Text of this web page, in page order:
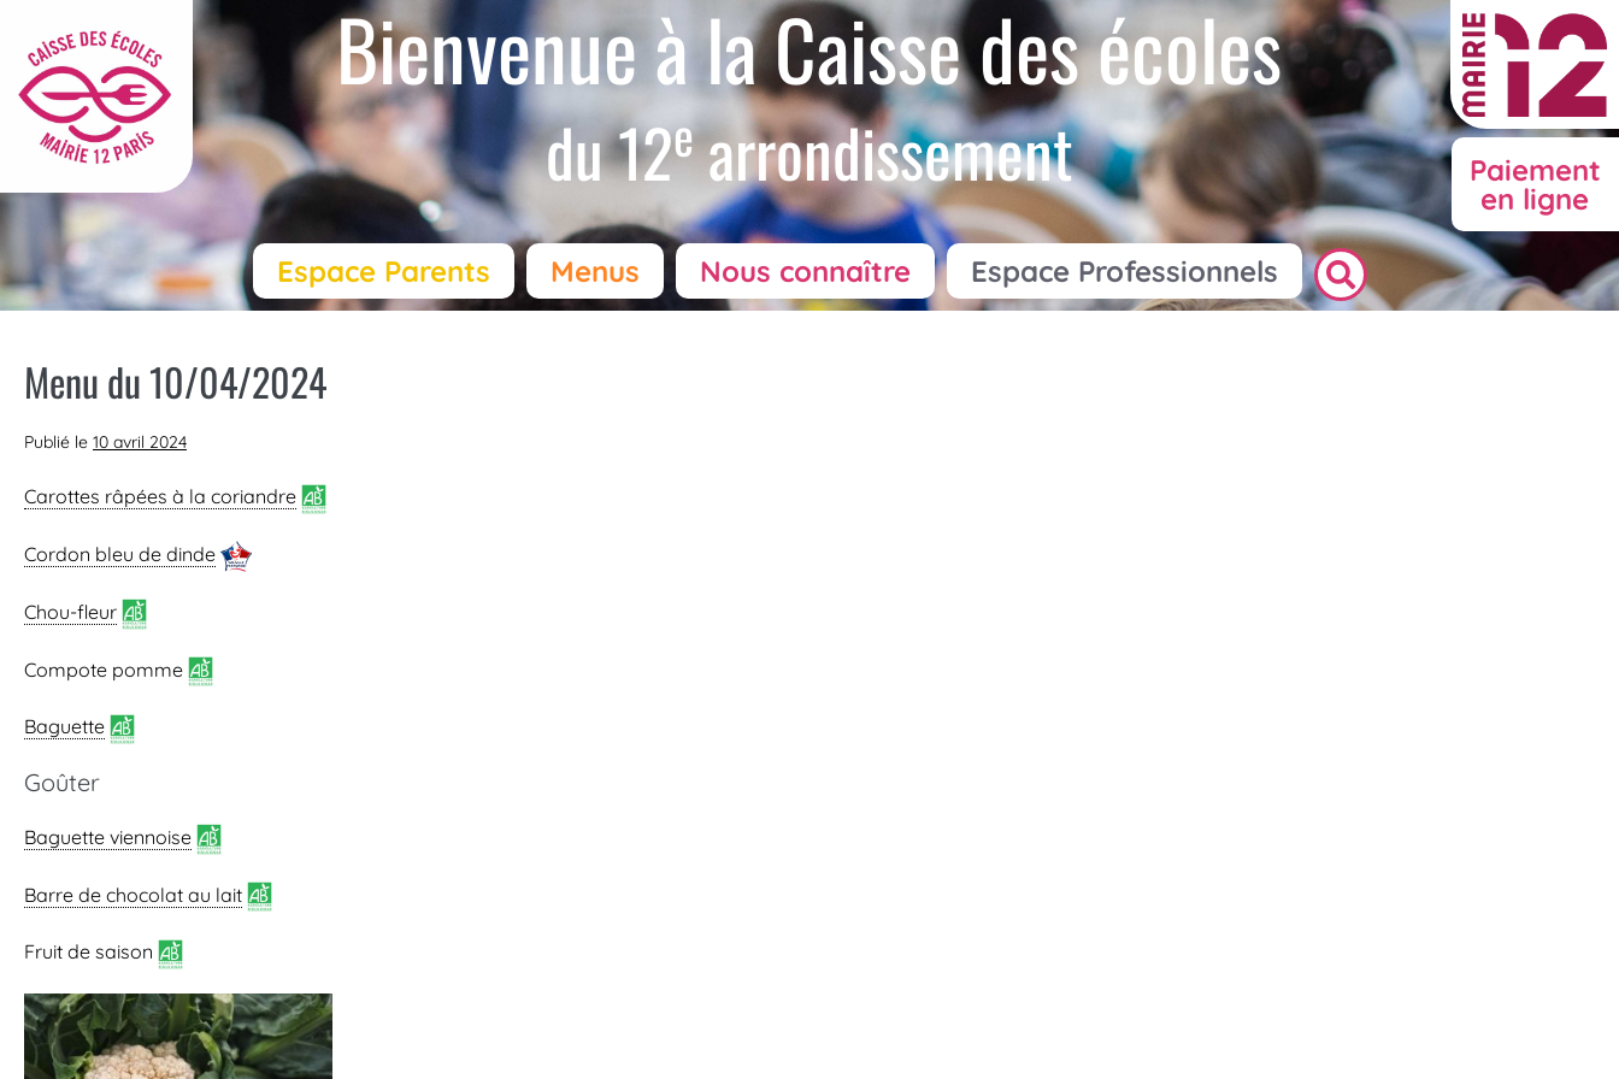
Bienvenue à la Caisse des écoles
du 12earrondissement
Paiement
en ligne
Espace Parents
Menus Nous connaître Espace Professionnels
Menu du 10/04/2024
Publié le 10 avril 2024
Carottes râpées à la coriandre
Cordon bleu de dinde
Chou-fleur
Compote pomme
Baguette
Goûter
Baguette viennoise
Barre de chocolat au lait
Fruit de saison